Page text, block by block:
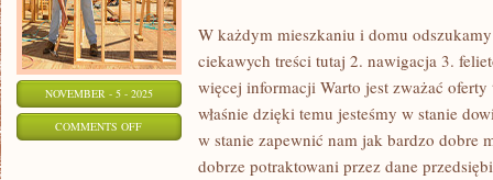
NOVEMBER - 5 - 2025
COMMENTS OFFON
W każdym mieszkaniu i domu
ciekawych treści tutaj 2. nawigacja 3.
więcej informacji Warto jest zważać
właśnie dzięki temu jesteśmy w stanie
w stanie zapewnić nam jak bardzo dobre
dobrze potraktowani przez dane